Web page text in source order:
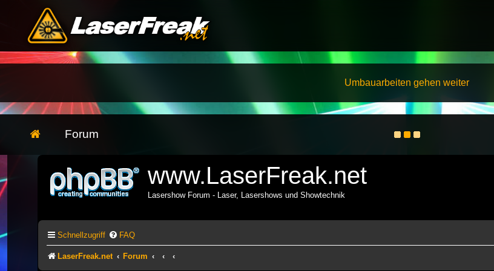
Umbauarbeiten gehen weiter
Forum
www.LaserFreak.net
Lasershow Forum - Laser, Lasershows und Showtechnik
Schnellzugriff FAQ
LaserFreak.net Forum